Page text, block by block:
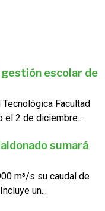
escolar de
Facultad
el 2 de diciembre...
sumará
m³/s su caudal de
un...